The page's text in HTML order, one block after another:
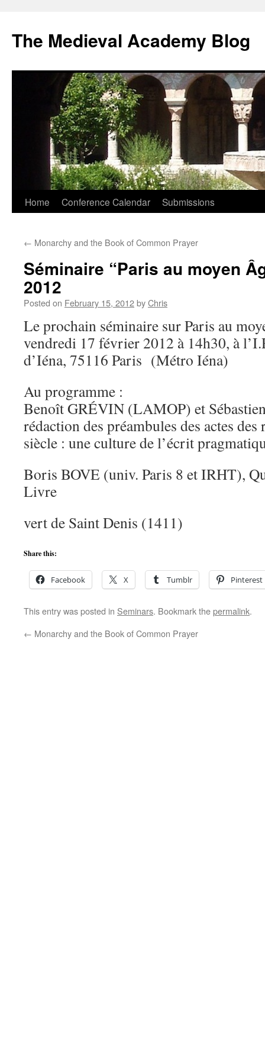
The Medieval Academy Blog
Skip
content
Home Conference Calendar Submissions
← Monarchy and the Book of Common Prayer
Séminaire “Paris au moyen
2012
Posted on February 15, 2012byChris
Le prochain séminaire sur Paris au
vendredi 17 février 2012 à 14h30, à
d’Iéna, 75116 Paris (Métro Iéna)
Au programme :
Benoît GRÉVIN (LAMOP) et
rédaction des préambules des actes
siècle : une culture de l’écrit
Boris BOVE (univ. Paris 8 et IRHT),
Livre
vert de Saint Denis (1411)
Share this:
Facebook X Tumblr Pinterest
This entry was posted in Seminars. Bookmark thepermalink.
← Monarchy and the Book of Common Prayer